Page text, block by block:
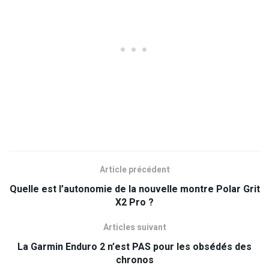
Article précédent
Quelle est l’autonomie de la nouvelle montre Polar Grit
X2 Pro ?
Articles suivant
La Garmin Enduro 2 n’est PAS pour les obsédés des
chronos